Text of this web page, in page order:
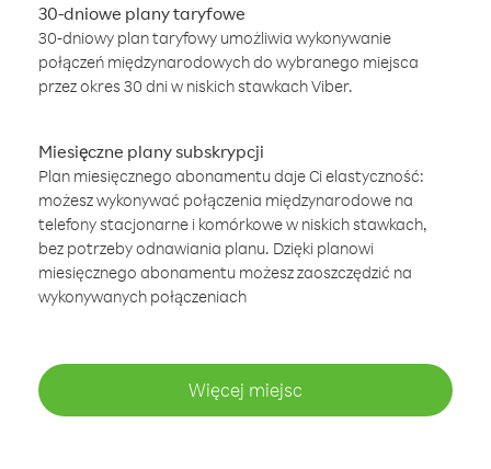
30-dniowe plany taryfowe
30-dniowy plan taryfowy umożliwia wykonywanie
połączeń międzynarodowych do wybranego miejsca
przez okres 30 dni w niskich stawkach Viber.
Miesięczne plany subskrypcji
Plan miesięcznego abonamentu daje Ci elastyczność:
możesz wykonywać połączenia międzynarodowe na
telefony stacjonarne i komórkowe w niskich stawkach,
bez potrzeby odnawiania planu. Dzięki planowi
miesięcznego abonamentu możesz zaoszczędzić na
wykonywanych połączeniach
Więcej miejsc